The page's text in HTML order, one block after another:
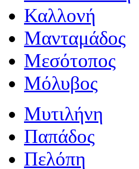
Καλλονή
Μανταμάδος
Μεσότοπος
Μόλυβος
Μυτιλήνη
Παπάδος
Πελόπη